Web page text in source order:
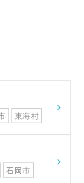
東海村
高萩市
石岡市